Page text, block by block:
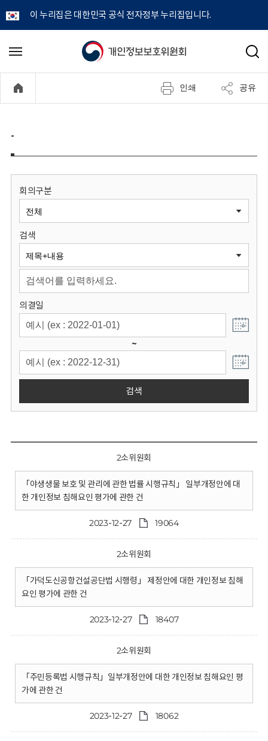
이 누리집은 대한민국 공식 전자정부 누리집입니다.
개
정
보
원
회
메
기
검
인쇄 공유
-
회의구분
검색
의결일
~
검색
2소위원회
「야생생물 보호 및 관리에 관한 법률 시행규칙」 일부개정안에 대
한 개인정보 침해요인 평가에 관한 건
2023-12-27 19064
2소위원회
「가덕도신공항건설공단법 시행령」 제정안에 대한 개인정보 침해
요인 평가에 관한 건
2023-12-27 18407
2소위원회
「주민등록법 시행규칙」일부개정안에 대한 개인정보 침해요인 평
가에 관한 건
2023-12-27 18062